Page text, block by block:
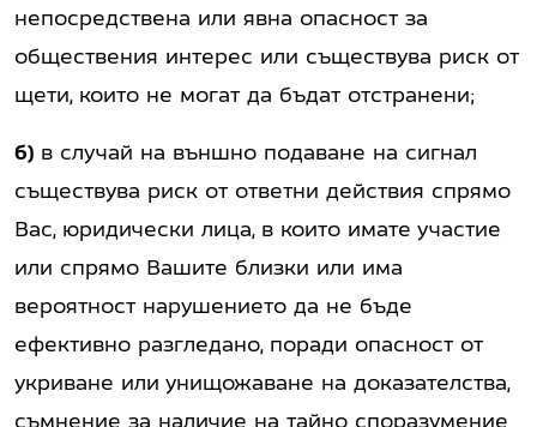
непосредствена или явна опасност за
обществения интерес или съществува риск от
щети, които не могат да бъдат отстранени;
б) в случай на външно подаване на сигнал
съществува риск от ответни действия спрямо
Вас, юридически лица, в които имате участие
или спрямо Вашите близки или има
вероятност нарушението да не бъде
ефективно разгледано, поради опасност от
укриване или унищожаване на доказателства,
съмнение за наличие на тайно споразумение